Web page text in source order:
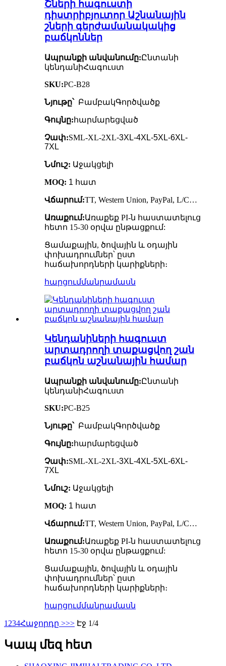
Շների հագուստի
դիստրիբյուտոր Աշնանային
շների գերժամանակակից
բաճկոններ
Ապրանքի անվանումը:Ընտանի
կենդանիՀագուստ
SKU:PC-B28
Նյութը՝ ԲամբակԳործվածք
Գույնը: հարմարեցված
Չափ:SML-XL-2XL-3XL-4XL-5XL-6XL-
7XL
Նմուշ: Աջակցելի
MOQ: 1 հատ
Վճարում:TT, Western Union, PayPal, L/C…
Առաքում:Առաքեք PI-ն հաստատելուց
հետո 15-30 օրվա ընթացքում:
Ցամաքային, ծովային և օդային
փոխադրումներ՝ ըստ
հաճախորդների կարիքների։
հարցումմանրամասն
Կենդանիների հագուստ
արտադրողի տաքացվող շան
բաճկոն աշնանային համար
Ապրանքի անվանումը:Ընտանի
կենդանիՀագուստ
SKU:PC-B25
Նյութը՝ ԲամբակԳործվածք
Գույնը: հարմարեցված
Չափ:SML-XL-2XL-3XL-4XL-5XL-6XL-
7XL
Նմուշ: Աջակցելի
MOQ: 1 հատ
Վճարում:TT, Western Union, PayPal, L/C…
Առաքում:Առաքեք PI-ն հաստատելուց
հետո 15-30 օրվա ընթացքում:
Ցամաքային, ծովային և օդային
փոխադրումներ՝ ըստ
հաճախորդների կարիքների։
հարցումմանրամասն
1 234Հաջորդը >>> Էջ 1/4
Կապ մեզ հետ